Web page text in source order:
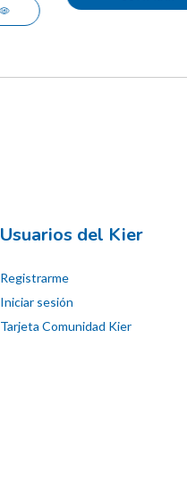
Usuarios del Kier
Registrarme
Iniciar sesión
Tarjeta Comunidad Kier